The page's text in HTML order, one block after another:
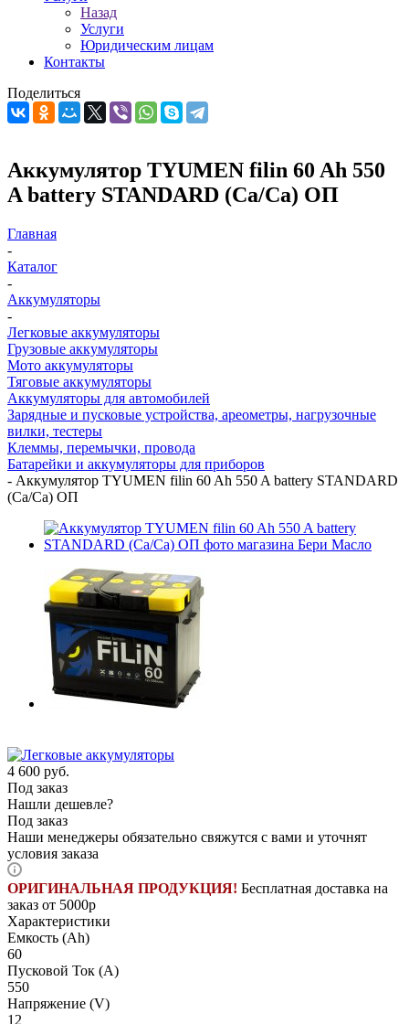
Назад
Услуги
Юридическим лицам
Контакты
Поделиться
Аккумулятор TYUMEN filin 60 Ah 550
A battery STANDARD (Ca/Ca) ОП
Главная
-
Каталог
-
Аккумуляторы
-
Легковые аккумуляторы
Грузовые аккумуляторы
Мото аккумуляторы
Тяговые аккумуляторы
Аккумуляторы для автомобилей
Зарядные и пусковые устройства, ареометры, нагрузочные
вилки, тестеры
Клеммы, перемычки, провода
Батарейки и аккумуляторы для приборов
- Аккумулятор TYUMEN filin 60 Ah 550 A battery STANDARD
(Ca/Ca) ОП
4 600 руб.
Под заказ
Нашли дешевле?
Под заказ
Наши менеджеры обязательно свяжутся с вами и уточнят
условия заказа
ОРИГИНАЛЬНАЯ ПРОДУКЦИЯ! Бесплатная доставка на
заказ от 5000р
Характеристики
Емкость (Ah)
60
Пусковой Ток (A)
550
Напряжение (V)
12